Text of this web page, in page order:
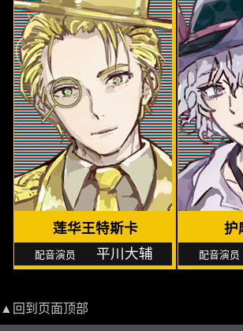
莲华王特斯卡
平川大辅
护
▲回到页面顶部